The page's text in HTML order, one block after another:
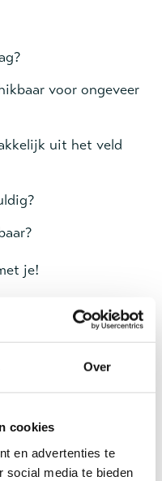
Over
cookies
en advertenties te
social media te bieden
voor ongeveer
uit het veld
je!
als